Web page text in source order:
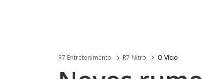
R7 Entretenimento R7 Nitro O Vício